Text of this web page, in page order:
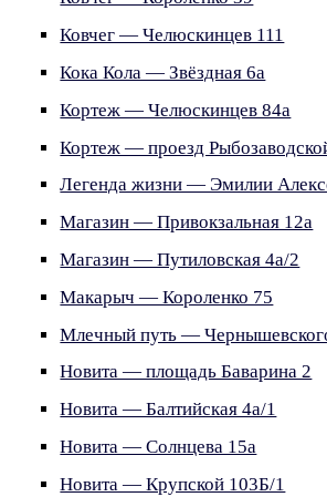
Ковчег — Челюскинцев 111
Кока Кола — Звёздная 6а
Кортеж — Челюскинцев 84а
Кортеж — проезд
Легенда жизни — Эмилии
Магазин — Привокзальная 12а
Магазин — Путиловская 4а/2
Макарыч — Короленко 75
Млечный путь —
Новита — площадь Баварина 2
Новита — Балтийская 4а/1
Новита — Солнцева 15а
Новита — Крупской 103Б/1